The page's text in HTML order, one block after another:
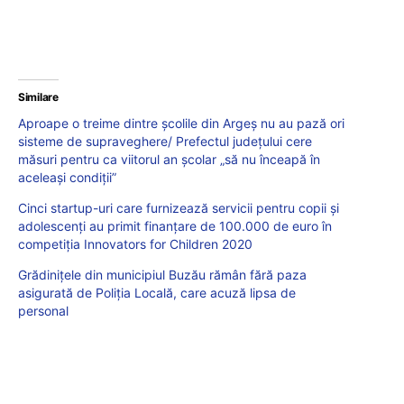
Similare
Aproape o treime dintre şcolile din Argeş nu au pază ori
sisteme de supraveghere/ Prefectul judeţului cere
măsuri pentru ca viitorul an şcolar „să nu înceapă în
aceleaşi condiţii”
Cinci startup-uri care furnizează servicii pentru copii și
adolescenți au primit finanțare de 100.000 de euro în
competiția Innovators for Children 2020
Grădinițele din municipiul Buzău rămân fără paza
asigurată de Poliția Locală, care acuză lipsa de
personal